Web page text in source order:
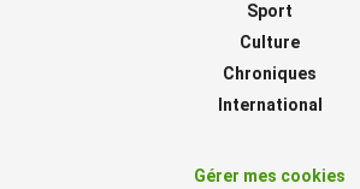
Sport
Culture
Chroniques
International
Gérer mes cookies